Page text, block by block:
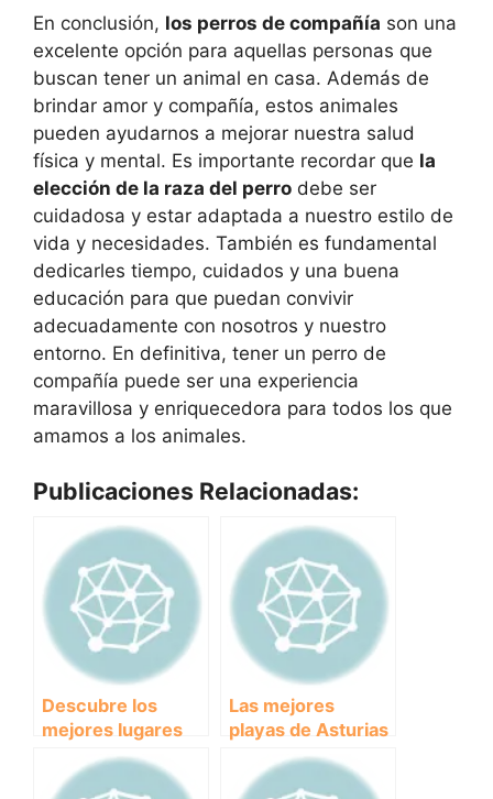
En conclusión, los perros de compañía son una
excelente opción para aquellas personas que
buscan tener un animal en casa. Además de
brindar amor y compañía, estos animales
pueden ayudarnos a mejorar nuestra salud
física y mental. Es importante recordar que la
elección de la raza del perro debe ser
cuidadosa y estar adaptada a nuestro estilo de
vida y necesidades. También es fundamental
dedicarles tiempo, cuidados y una buena
educación para que puedan convivir
adecuadamente con nosotros y nuestro
entorno. En definitiva, tener un perro de
compañía puede ser una experiencia
maravillosa y enriquecedora para todos los que
amamos a los animales.
Publicaciones Relacionadas:
Descubre los
mejores lugares
para disfrutar con
tu perro en Cádiz.
Las mejores
playas de Asturias
para disfrutar con
tu perro